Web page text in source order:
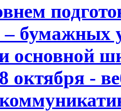
– бумажных
основной
8 октября -